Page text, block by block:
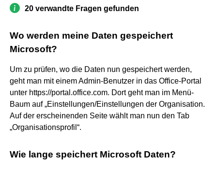
20 verwandte Fragen gefunden
Wo werden meine Daten gespeichert
Microsoft?
Um zu prüfen, wo die Daten nun gespeichert werden,
geht man mit einem Admin-Benutzer in das Office-Portal
unter https://portal.office.com. Dort geht man im Menü-
Baum auf „Einstellungen/Einstellungen der Organisation.
Auf der erscheinenden Seite wählt man nun den Tab
„Organisationsprofil“.
Wie lange speichert Microsoft Daten?